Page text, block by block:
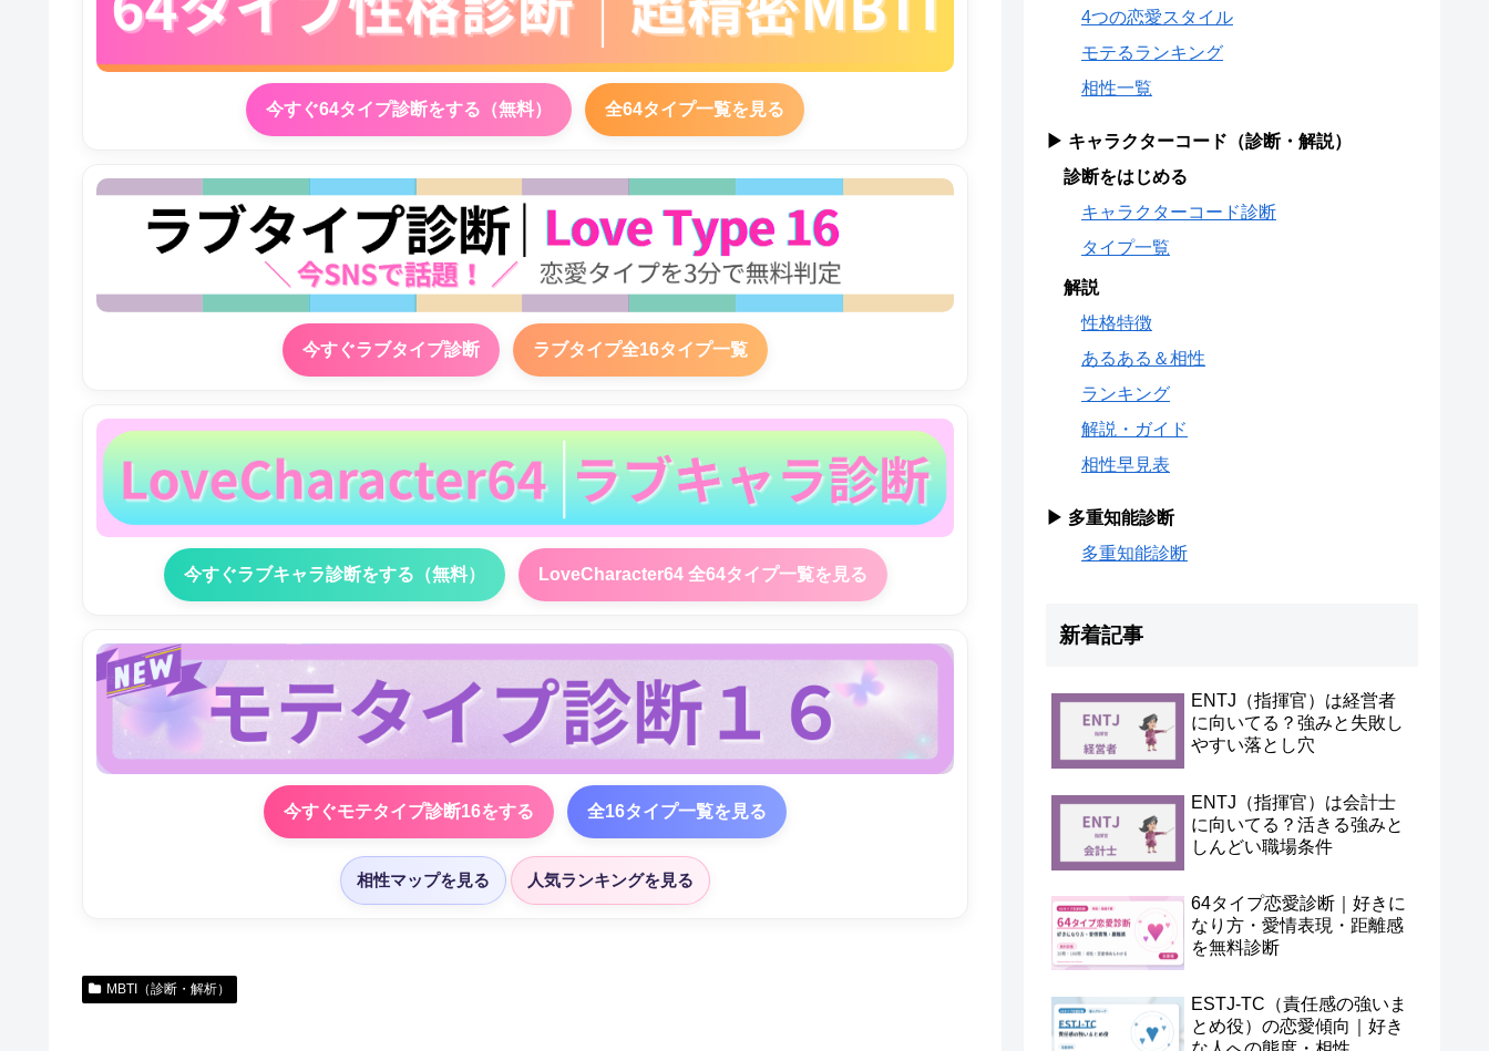
今すぐ64タイプ診断をする（無料） 全64タイプ一覧を見る
今すぐラブタイプ診断 ラブタイプ全16タイプ一覧
今すぐラブキャラ診断をする（無料） LoveCharacter64 全64タイプ一覧を見る
今すぐモテタイプ診断16をする 全16タイプ一覧を見る
相性マップを見る 人気ランキングを見る
MBTI（診断・解析）
4つの恋愛スタイル
モテるランキング
相性一覧
▶ キャラクターコード（診断・解説）
診断をはじめる
キャラクターコード診断
タイプ一覧
解説
性格特徴
あるある＆相性
ランキング
解説・ガイド
相性早見表
▶ 多重知能診断
多重知能診断
新着記事
ENTJ（指揮官）は経営者
に向いてる？強みと失敗し
やすい落とし穴
ENTJ（指揮官）は会計士
に向いてる？活きる強みと
しんどい職場条件
64タイプ恋愛診断｜好きに
なり方・愛情表現・距離感
を無料診断
ESTJ-TC（責任感の強いま
とめ役）の恋愛傾向｜好き